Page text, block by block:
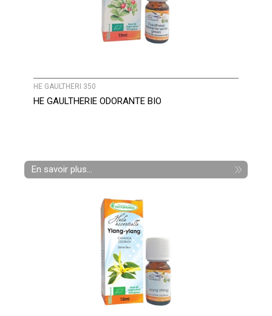
HE GAULTHERI 350
HE GAULTHERIE ODORANTE BIO
En savoir plus...